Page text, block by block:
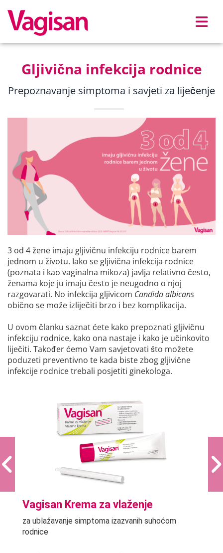
Gljivična infekcija rodnice
Prepoznavanje simptoma i savjeti za liječenje
3 od 4 žene imaju gljivičnu infekciju rodnice barem
jednom u životu. Iako se gljivična infekcija rodnice
(poznata i kao vaginalna mikoza) javlja relativno često,
ženama koje ju imaju često je neugodno o njoj
razgovarati. No infekcija gljivicom Candida albicans
obično se može izliječiti brzo i bez komplikacija.
U ovom članku saznat ćete kako prepoznati gljivičnu
infekciju rodnice, kako ona nastaje i kako je učinkovito
liječiti. Također ćemo Vam savjetovati što možete
poduzeti preventivno te kada biste zbog gljivične
infekcije rodnice trebali posjetiti ginekologa.
Vagisan Krema za vlaženje
za ublažavanje simptoma izazvanih suhoćom
rodnice